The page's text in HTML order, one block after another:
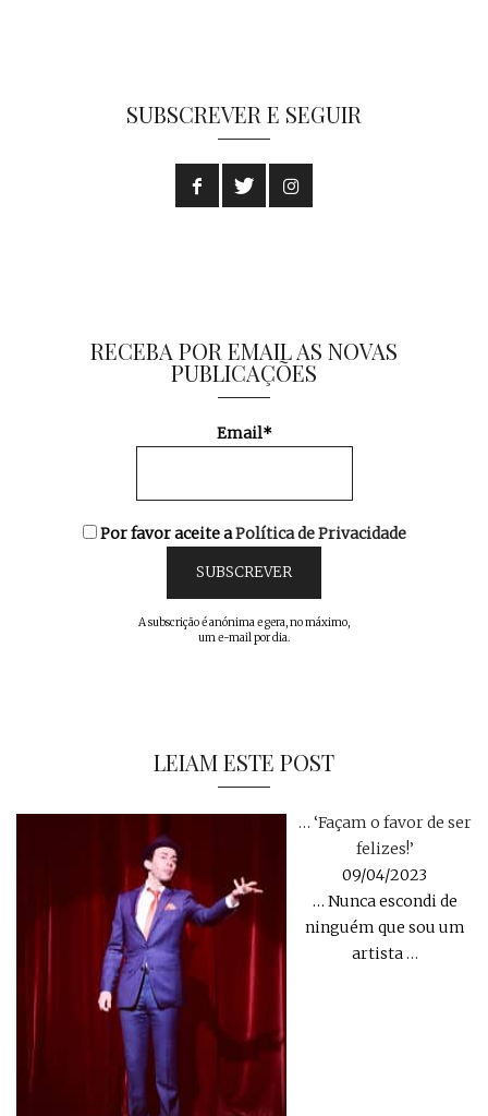
SUBSCREVER E SEGUIR
RECEBA POR EMAIL AS NOVAS
PUBLICAÇÕES
Email*
Por favor aceite aPolítica de Privacidade
A subscrição é anónima e gera, no máximo,
um e-mail por dia.
LEIAM ESTE POST
… ‘Façam o favor de ser
felizes!’
09/04/2023
… Nunca escondi de
ninguém que sou um
artista…